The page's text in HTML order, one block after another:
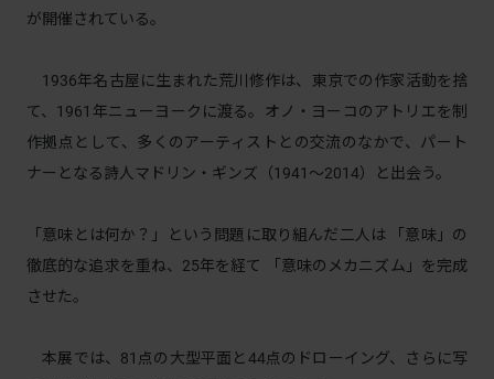
が開催されている。
1936年名古屋に生まれた荒川修作は、東京での作家活動を捨
て、1961年ニューヨークに渡る。オノ・ヨーコのアトリエを制
作拠点として、多くのアーティストとの交流のなかで、パート
ナーとなる詩人マドリン・ギンズ（1941〜2014）と出会う。
「意味とは何か？」という問題に取り組んだ二人は 「意味」の
徹底的な追求を重ね、25年を経て 「意味のメカニズム」を完成
させた。
本展では、81点の大型平面と44点のドローイング、さらに写